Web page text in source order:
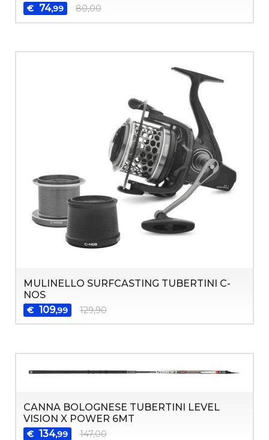
€ 74,99 80,00
MULINELLO SURFCASTING TUBERTINI C-
NOS
€ 109,99 129,90
CANNA BOLOGNESE TUBERTINI LEVEL
VISION X POWER 6MT
€ 134,99 147,00